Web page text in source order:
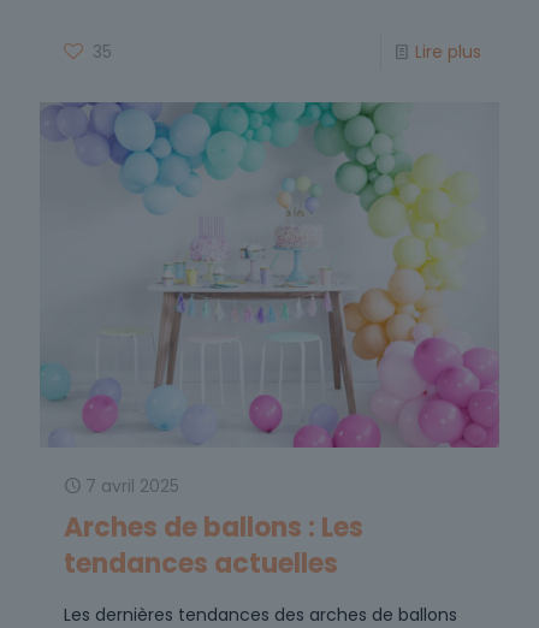
35 Lire plus
7 avril 2025
Arches de ballons : Les
tendances actuelles
Les dernières tendances des arches de ballons